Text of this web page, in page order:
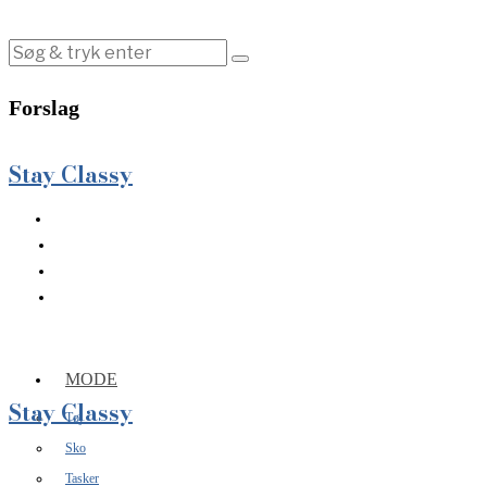
Forslag
Stay Classy
MODE
Tøj
Sko
Tasker
Stay Classy